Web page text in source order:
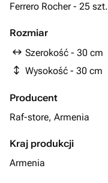
Ferrero Rocher - 25 szt.
Rozmiar
Szerokość - 30 cm
Wysokość - 30 cm
Producent
Raf-store, Armenia
Kraj produkcji
Armenia